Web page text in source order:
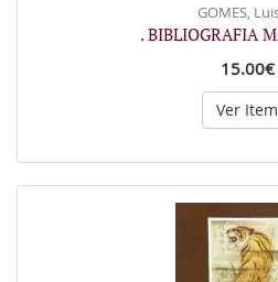
GOMES,
. BIBLIOGRAFIA
15.00€
Ver Item